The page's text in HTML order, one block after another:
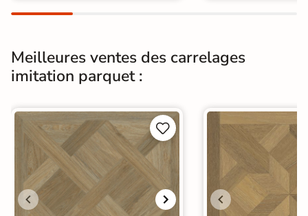
Meilleures ventes des carrelages
imitation parquet :

